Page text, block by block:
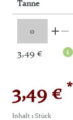
Tanne
3,49 €
3,49 € *
Inhalt1 Stück